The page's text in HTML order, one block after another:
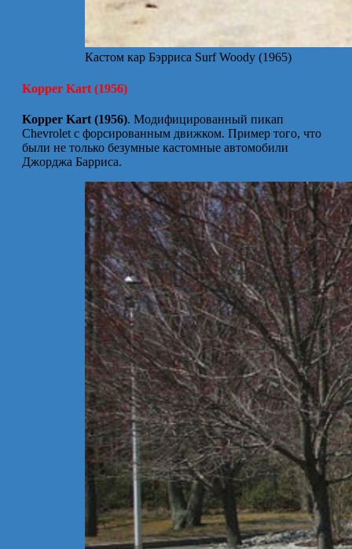
Кастом кар Бэрриса Surf Woody (1965)
Kopper Kart (1956)
Kopper Kart (1956). Модифицированный пикап
Chevrolet с форсированным движком. Пример того, что
были не только безумные кастомные автомобили
Джорджа Барриса.